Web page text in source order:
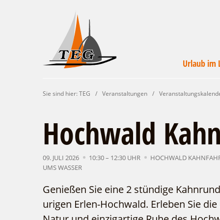
Urlaub im
Urlaub
Leichhardt Land
finden
ung
Sie sind hier:TEG / Veranstaltungen /
Hochwald
09. JULI 2026 10:30 – 12:30 UHR HOCHWALD
UMS WASSER
Genießen Sie eine 2 stündige
urigen Erlen-Hochwald. Erleben Sie